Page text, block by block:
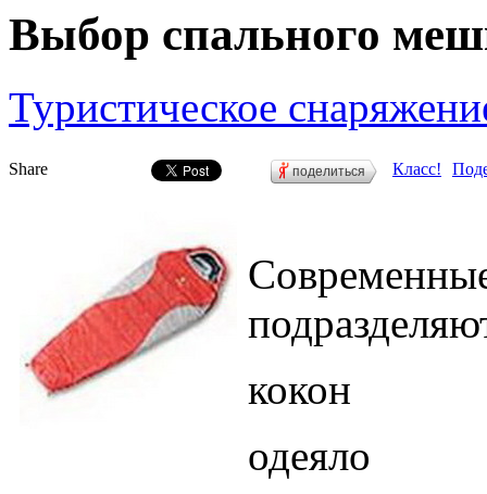
Выбор спального
Туристическое
Share поделиться Класс!
кокон
одеяло